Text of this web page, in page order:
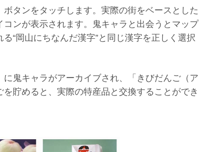
タンをタッチします。実際の街をベースとした
ンが表示されます。鬼キャラと出会うとマップ
“岡山にちなんだ漢字”と同じ漢字を正しく選択
鬼キャラがアーカイブされ、「きびだんご（ア
貯めると、実際の特産品と交換することができ